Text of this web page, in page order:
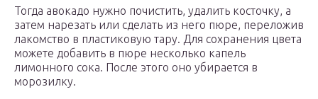
Тогда авокадо нужно почистить, удалить косточку, а
затем нарезать или сделать из него пюре, переложив
лакомство в пластиковую тару. Для сохранения цвета
можете добавить в пюре несколько капель
лимонного сока. После этого оно убирается в
морозилку.